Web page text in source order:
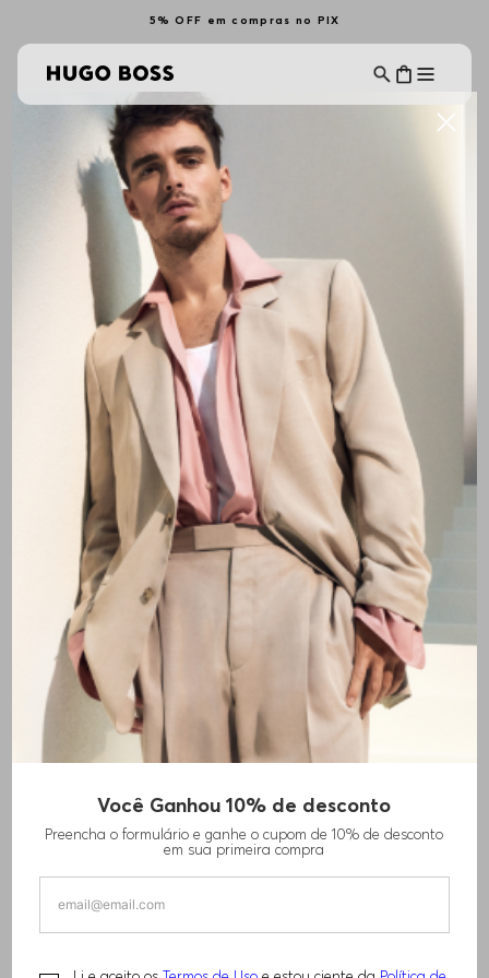
5% OFF em compras no PIX
Você Ganhou 10% de desconto
Preencha o formulário e ganhe o cupom de 10% de desconto
em sua primeira compra
VESTIDO COM DECOTE EM V EM CETIM